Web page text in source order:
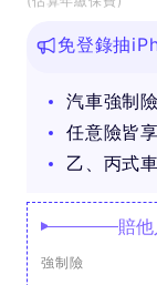
免登錄抽
汽車強制
任意險皆
乙、丙式
賠他
強制險